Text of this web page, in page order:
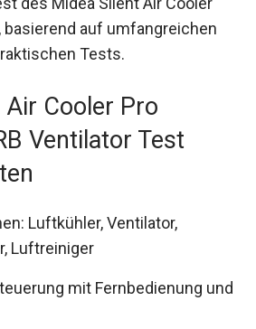
basierend auf umfangreichen
Tests.
Cooler Pro
Ventilator Test
Luftkühler, Ventilator,
Luftreiniger
mit Fernbedienung und